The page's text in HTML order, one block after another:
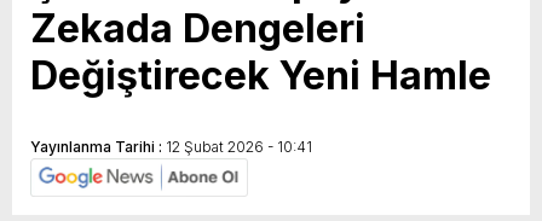
Zekada Dengeleri
Değiştirecek Yeni Hamle
Yayınlanma Tarihi : 12 Şubat 2026 - 10:41